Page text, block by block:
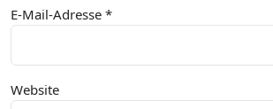
E-Mail-Adresse *
Website